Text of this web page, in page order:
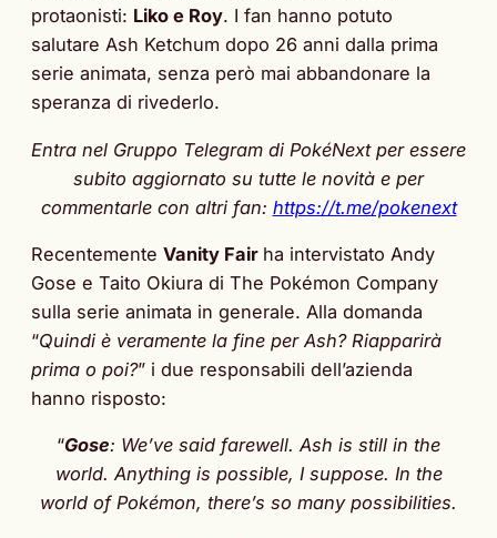
protaonisti: Liko e Roy. I fan hanno potuto
salutare Ash Ketchum dopo 26 anni dalla prima
serie animata, senza però mai abbandonare la
speranza di rivederlo.
Entra nel Gruppo Telegram di PokéNext per essere
subito aggiornato su tutte le novità e per
commentarle con altri fan: https://t.me/pokenext
Recentemente Vanity Fair ha intervistato Andy
Gose e Taito Okiura di The Pokémon Company
sulla serie animata in generale. Alla domanda
“Quindi è veramente la fine per Ash? Riapparirà
prima o poi?” i due responsabili dell’azienda
hanno risposto:
“Gose: We’ve said farewell. Ash is still in the
world. Anything is possible, I suppose. In the
world of Pokémon, there’s so many possibilities.